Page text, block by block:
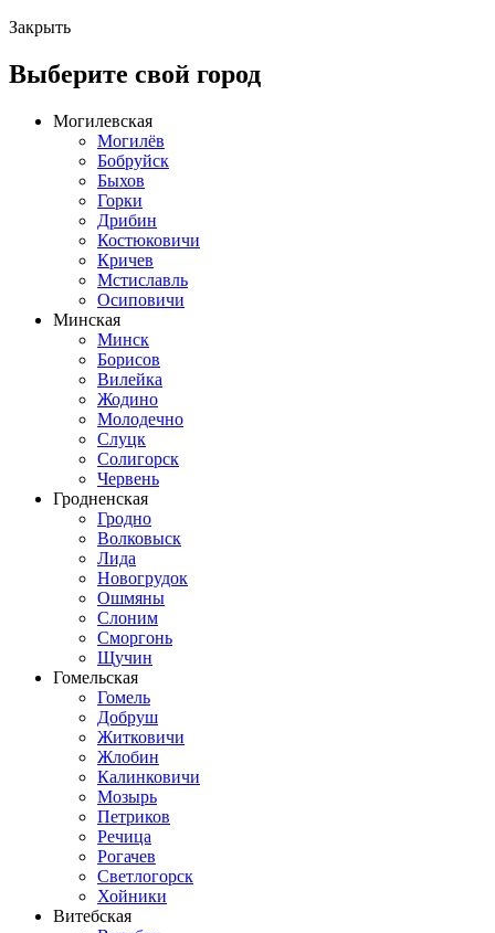
Закрыть
Выберите свой город
Могилевская
Могилёв
Бобруйск
Быхов
Горки
Дрибин
Костюковичи
Кричев
Мстиславль
Осиповичи
Минская
Минск
Борисов
Вилейка
Жодино
Молодечно
Слуцк
Солигорск
Червень
Гродненская
Гродно
Волковыск
Лида
Новогрудок
Ошмяны
Слоним
Сморгонь
Щучин
Гомельская
Гомель
Добруш
Житковичи
Жлобин
Калинковичи
Мозырь
Петриков
Речица
Рогачев
Светлогорск
Хойники
Витебская